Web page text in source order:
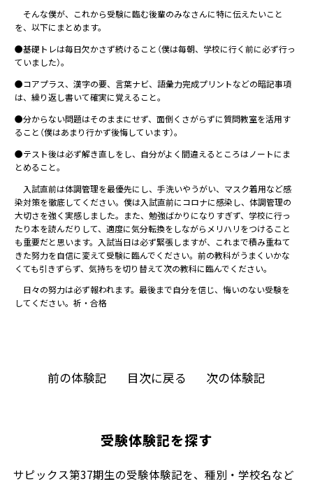
受験体験記を探す
サピックス第37期生の受験体験記を、種別・学校名など
そんな僕が、これから受験に臨む後輩のみなさんに特に伝えたいこと
を、以下にまとめます。
●基礎トレは毎日欠かさず続けること（僕は毎朝、学校に行く前に必ず行っ
ていました）。
●コアプラス、漢字の要、言葉ナビ、語彙力完成プリントなどの暗記事項
は、繰り返し書いて確実に覚えること。
●分からない問題はそのままにせず、面倒くさがらずに質問教室を活用す
ること（僕はあまり行かず後悔しています）。
●テスト後は必ず解き直しをし、自分がよく間違えるところはノートにま
とめること。
入試直前は体調管理を最優先にし、手洗いやうがい、マスク着用など感
染対策を徹底してください。僕は入試直前にコロナに感染し、体調管理の
大切さを強く実感しました。また、勉強ばかりになりすぎず、学校に行っ
たり本を読んだりして、適度に気分転換をしながらメリハリをつけること
も重要だと思います。入試当日は必ず緊張しますが、これまで積み重ねて
きた努力を自信に変えて受験に臨んでください。前の教科がうまくいかな
くても引きずらず、気持ちを切り替えて次の教科に臨んでください。
日々の努力は必ず報われます。最後まで自分を信じ、悔いのない受験を
してください。祈・合格
前の体験記 目次に戻る 次の体験記